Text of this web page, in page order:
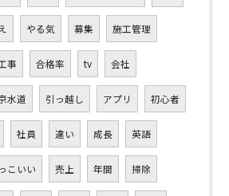
やる気 募集 施工管理
事 合格率 tv 会社
水道 引っ越し アプリ 初心者
社員 違い 成長 英語
こいい 売上 年間 掃除